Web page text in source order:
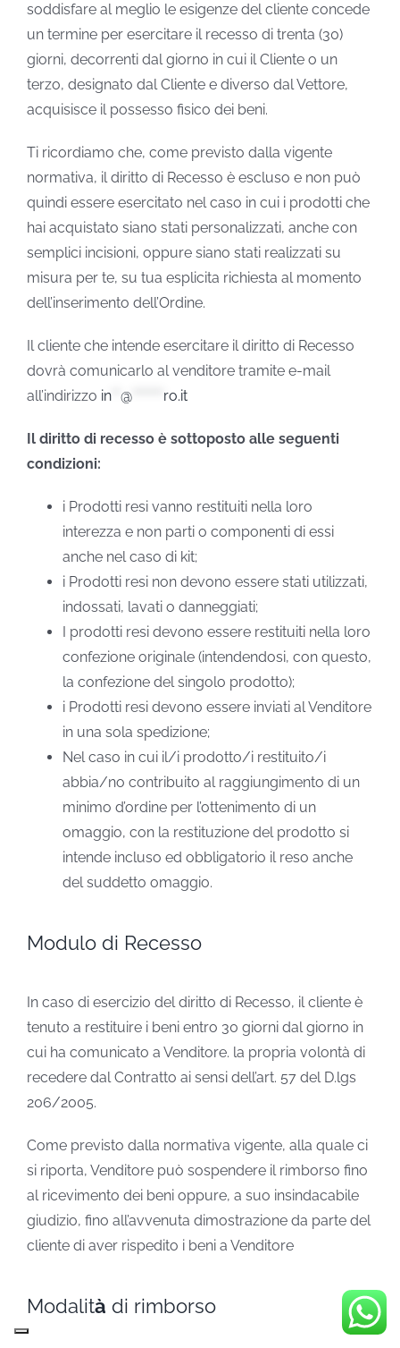
soddisfare al meglio le esigenze del cliente concede
un termine per esercitare il recesso di trenta (30)
giorni, decorrenti dal giorno in cui il Cliente o un
terzo, designato dal Cliente e diverso dal Vettore,
acquisisce il possesso fisico dei beni.
Ti ricordiamo che, come previsto dalla vigente
normativa, il diritto di Recesso è escluso e non può
quindi essere esercitato nel caso in cui i prodotti che
hai acquistato siano stati personalizzati, anche con
semplici incisioni, oppure siano stati realizzati su
misura per te, su tua esplicita richiesta al momento
dell’inserimento dell’Ordine.
Il cliente che intende esercitare il diritto di Recesso
dovrà comunicarlo al venditore tramite e-mail
all’indirizzo in @ ro.it
Il diritto di recesso è sottoposto alle seguenti
condizioni:
i Prodotti resi vanno restituiti nella loro
interezza e non parti o componenti di essi
anche nel caso di kit;
i Prodotti resi non devono essere stati utilizzati,
indossati, lavati o danneggiati;
I prodotti resi devono essere restituiti nella loro
confezione originale (intendendosi, con questo,
la confezione del singolo prodotto);
i Prodotti resi devono essere inviati al Venditore
in una sola spedizione;
Nel caso in cui il/i prodotto/i restituito/i
abbia/no contribuito al raggiungimento di un
minimo d’ordine per l’ottenimento di un
omaggio, con la restituzione del prodotto si
intende incluso ed obbligatorio il reso anche
del suddetto omaggio.
Modulo di Recesso
In caso di esercizio del diritto di Recesso, il cliente è
tenuto a restituire i beni entro 30 giorni dal giorno in
cui ha comunicato a Venditore. la propria volontà di
recedere dal Contratto ai sensi dell’art. 57 del D.lgs
206/2005.
Come previsto dalla normativa vigente, alla quale ci
si riporta, Venditore può sospendere il rimborso fino
al ricevimento dei beni oppure, a suo insindacabile
giudizio, fino all’avvenuta dimostrazione da parte del
cliente di aver rispedito i beni a Venditore
Modalità di rimborso